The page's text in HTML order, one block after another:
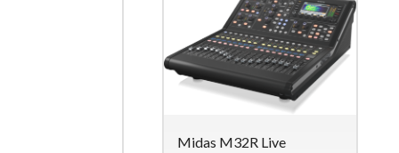
Midas M32R Live